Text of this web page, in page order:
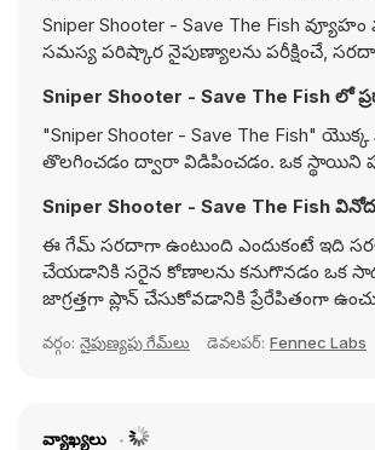
Sniper Shooter - Save The Fish
సమస్య పరిష్కార నైపుణ్యాలను పరీక్షించే, సరదా
Sniper Shooter - Save The Fish లో
"Sniper Shooter - Save The Fish"
తొలగించడం ద్వారా విడిపించడం. ఒక స్థాయిని
Sniper
ఈ గేమ్ సరదాగా ఉంటుంది ఎందుకంటే ఇది
చేయడానికి సరైన కోణాలను కనుగొనడం ఒక
జాగ్రత్తగా ప్లాన్ చేసుకోవడానికి ప్రేరేపితంగా
వర్గం: నైపుణ్యపు గేమ్‌లు డెవలపర్: Fennec Labs
వ్యాఖ్యలు